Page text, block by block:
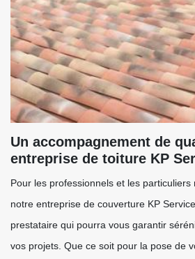
Un accompagnement de
entreprise de toiture KP
Pour les professionnels et les particuliers
notre entreprise de couverture KP
prestataire qui pourra vous garantir
vos projets. Que ce soit pour la pose de